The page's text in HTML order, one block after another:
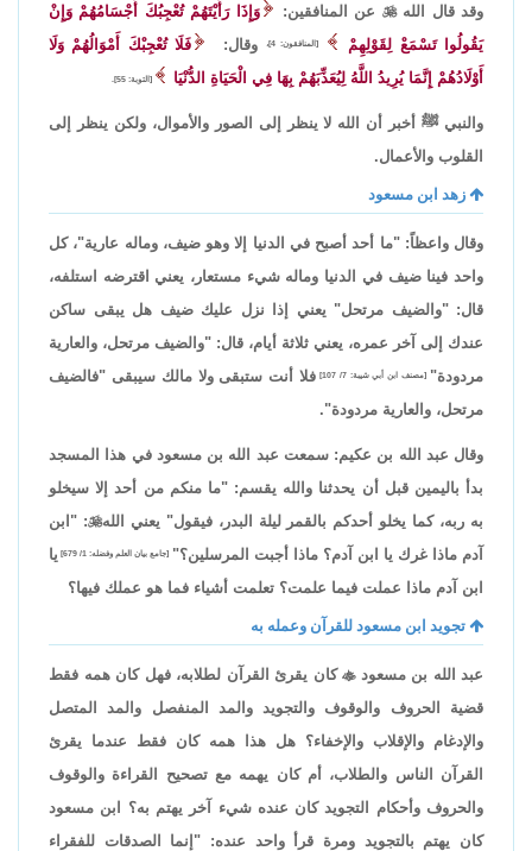
وقد قال الله عن المنافقين:
وَإِذَا رَأَيْتَهُمْ تُعْجِبُكَ أَجْسَامُهُمْ وَإِنْ
يَقُولُوا تَسْمَعْ لِقَوْلِهِمْ
[المنافقون: 4]، وقال:
فَلَا تُعْجِبْكَ أَمْوَالُهُمْ وَلَا
أَوْلَادُهُمْ إِنَّمَا يُرِيدُ اللَّهُ لِيُعَذِّبَهُمْ بِهَا فِي الْحَيَاةِ الدُّنْيَا
[التوبة: 55].
والنبي ﷺ أخبر أن الله لا ينظر إلى الصور والأموال، ولكن ينظر إلى
القلوب والأعمال.
زهد ابن مسعود
وقال واعظاً: "ما أحد أصبح في الدنيا إلا وهو ضيف، وماله عارية"، كل
واحد فينا ضيف في الدنيا وماله شيء مستعار، يعني اقترضه استلفه،
قال: "والضيف مرتحل" يعني إذا نزل عليك ضيف هل يبقى ساكن
عندك إلى آخر عمره، يعني ثلاثة أيام، قال: "والضيف مرتحل، والعارية
مردودة" [مصنف ابن أبي شيبة: 7/ 107]
فلا أنت ستبقى ولا مالك سيبقى "فالضيف
مرتحل، والعارية مردودة".
وقال عبد الله بن عكيم: سمعت عبد الله بن مسعود في هذا المسجد
بدأ باليمين قبل أن يحدثنا والله يقسم: "ما منكم من أحد إلا سيخلو
به ربه، كما يخلو أحدكم بالقمر ليلة البدر، فيقول" يعني الله: "ابن
آدم ماذا غرك يا ابن آدم؟ ماذا أجبت المرسلين؟" [جامع بيان العلم وفضله: 1/ 679]
يا
ابن آدم ماذا عملت فيما علمت؟ تعلمت أشياء فما هو عملك فيها؟
تجويد ابن مسعود للقرآن وعمله به
عبد الله بن مسعود كان يقرئ القرآن لطلابه، فهل كان همه فقط
قضية الحروف والوقوف والتجويد والمد المنفصل والمد المتصل
والإدغام والإقلاب والإخفاء؟ هل هذا همه كان فقط عندما يقرئ
القرآن الناس والطلاب، أم كان يهمه مع تصحيح القراءة والوقوف
والحروف وأحكام التجويد كان عنده شيء آخر يهتم به؟ ابن مسعود
كان يهتم بالتجويد ومرة قرأ واحد عنده: "إنما الصدقات للفقراء